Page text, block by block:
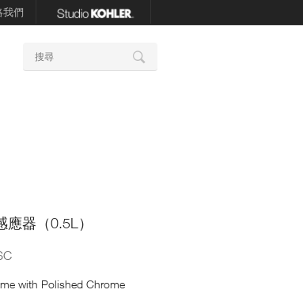
我們
尋
器（0.5L）
with Polished Chrome